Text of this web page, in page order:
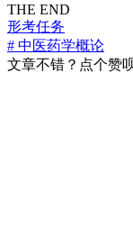
THE END
形考任务
# 中医药学概论
文章不错？点个赞